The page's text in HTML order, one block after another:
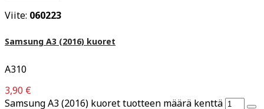
Viite: 060223
Samsung A3 (2016) kuoret
A310
3,90 €
Samsung A3 (2016) kuoret tuotteen määrä kenttä